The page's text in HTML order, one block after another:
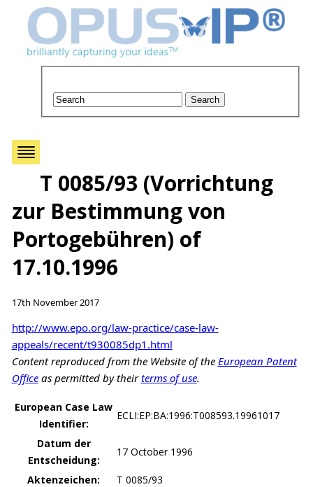
T 0085/93 (Vorrichtung
zur Bestimmung von
Portogebühren) of
17.10.1996
17th November 2017
http://www.epo.org/law-practice/case-law-
appeals/recent/t930085dp1.html
Content reproduced from the Website of the European Patent
Officeas permitted by theirterms of use.
European Case Law
Identifier:
ECLI:EP:BA:1996:T008593.19961017
Datum der
Entscheidung:
17 October 1996
Aktenzeichen:
T 0085/93